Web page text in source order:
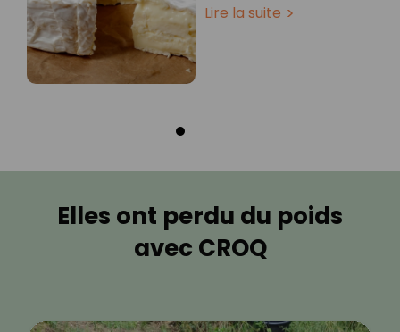
Lire la suite
Elles ont perdu du poids
avec CROQ